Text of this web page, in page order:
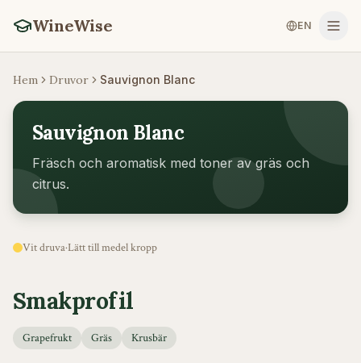
WineWise EN
Hem Druvor Sauvignon Blanc
Sauvignon Blanc
Fräsch och aromatisk med toner av gräs och
citrus.
Vit druva·Lätt till medelkropp
Smakprofil
Grapefrukt Gräs Krusbär